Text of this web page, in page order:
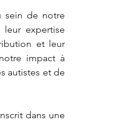
sein de notre
leur expertise
et leur
impact à
autistes et de
dans une